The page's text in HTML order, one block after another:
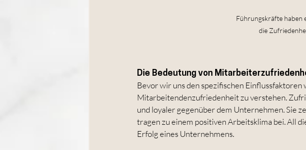
Führungskräfte haben
die
Die Bedeutung von
Bevor wir uns den spezifischen
Mitarbeitendenzufriedenheit zu verstehen.
und loyaler gegenüber dem Unternehmen. Sie
tragen zu einem positiven Arbeitsklima bei. All
Erfolg eines Unternehmens.